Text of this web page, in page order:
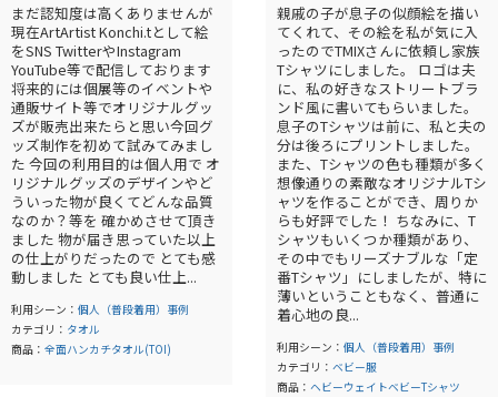
まだ認知度は高くありませんが
現在ArtArtist Konchi.tとして絵
をSNS TwitterやInstagram
YouTube等で配信しております
将来的には個展等のイベントや
通販サイト等でオリジナルグッ
ズが販売出来たらと思い今回グ
ッズ制作を初めて試みてみまし
た 今回の利用目的は個人用で オ
リジナルグッズのデザインやど
ういった物が良くてどんな品質
なのか？等を 確かめさせて頂き
ました 物が届き思っていた以上
の仕上がりだったので とても感
動しました とても良い仕上...
利用シーン： 個人（普段着用）事例
カテゴリ： タオル
商品： 全面ハンカチタオル(TOI)
親戚の子が息子の似顔絵を描い
てくれて、その絵を私が気に入
ったのでTMIXさんに依頼し家族
Tシャツにしました。 ロゴは夫
に、私の好きなストリートブラ
ンド風に書いてもらいました。
息子のTシャツは前に、私と夫の
分は後ろにプリントしました。
また、Tシャツの色も種類が多く
想像通りの素敵なオリジナルTシ
ャツを作ることができ、周りか
らも好評でした！ ちなみに、T
シャツもいくつか種類があり、
その中でもリーズナブルな「定
番Tシャツ」にしましたが、特に
薄いということもなく、普通に
着心地の良...
利用シーン： 個人（普段着用）事例
カテゴリ： ベビー服
商品： ヘビーウェイトベビーTシャツ